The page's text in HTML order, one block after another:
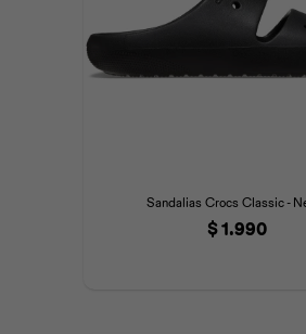
Sandalias Crocs Classic -
$1.990